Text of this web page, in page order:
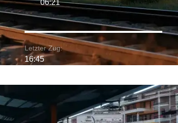
06:21
Letzter Zug:
16:45